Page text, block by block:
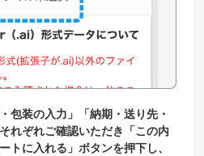
包装の入力」「納期・送り先・
れぞれご確認いただき「この内
トに入れる」ボタンを押下し、